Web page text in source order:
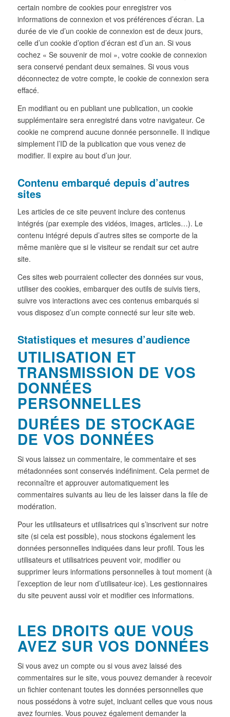
certain nombre de cookies pour enregistrer vos
informations de connexion et vos préférences d’écran. La
durée de vie d’un cookie de connexion est de deux jours,
celle d’un cookie d’option d’écran est d’un an. Si vous
cochez « Se souvenir de moi », votre cookie de connexion
sera conservé pendant deux semaines. Si vous vous
déconnectez de votre compte, le cookie de connexion sera
effacé.
En modifiant ou en publiant une publication, un cookie
supplémentaire sera enregistré dans votre navigateur. Ce
cookie ne comprend aucune donnée personnelle. Il indique
simplement l’ID de la publication que vous venez de
modifier. Il expire au bout d’un jour.
Contenu embarqué depuis d’autres
sites
Les articles de ce site peuvent inclure des contenus
intégrés (par exemple des vidéos, images, articles…). Le
contenu intégré depuis d’autres sites se comporte de la
même manière que si le visiteur se rendait sur cet autre
site.
Ces sites web pourraient collecter des données sur vous,
utiliser des cookies, embarquer des outils de suivis tiers,
suivre vos interactions avec ces contenus embarqués si
vous disposez d’un compte connecté sur leur site web.
Statistiques et mesures d’audience
UTILISATION ET
TRANSMISSION DE VOS
DONNÉES
PERSONNELLES
DURÉES DE STOCKAGE
DE VOS DONNÉES
Si vous laissez un commentaire, le commentaire et ses
métadonnées sont conservés indéfiniment. Cela permet de
reconnaître et approuver automatiquement les
commentaires suivants au lieu de les laisser dans la file de
modération.
Pour les utilisateurs et utilisatrices qui s’inscrivent sur notre
site (si cela est possible), nous stockons également les
données personnelles indiquées dans leur profil. Tous les
utilisateurs et utilisatrices peuvent voir, modifier ou
supprimer leurs informations personnelles à tout moment (à
l’exception de leur nom d’utilisateur·ice). Les gestionnaires
du site peuvent aussi voir et modifier ces informations.
LES DROITS QUE VOUS
AVEZ SUR VOS DONNÉES
Si vous avez un compte ou si vous avez laissé des
commentaires sur le site, vous pouvez demander à recevoir
un fichier contenant toutes les données personnelles que
nous possédons à votre sujet, incluant celles que vous nous
avez fournies. Vous pouvez également demander la